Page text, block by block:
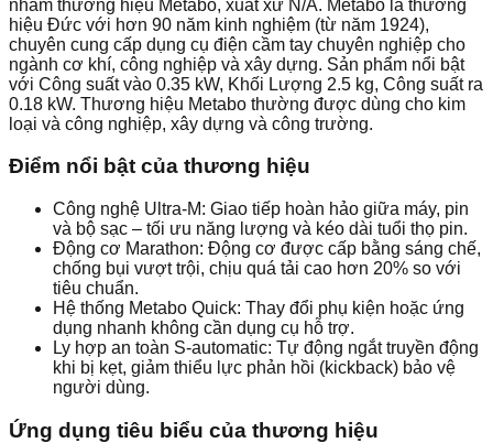
nhám thương hiệu Metabo, xuất xứ N/A. Metabo là thương
hiệu Đức với hơn 90 năm kinh nghiệm (từ năm 1924),
chuyên cung cấp dụng cụ điện cầm tay chuyên nghiệp cho
ngành cơ khí, công nghiệp và xây dựng. Sản phẩm nổi bật
với Công suất vào 0.35 kW, Khối Lượng 2.5 kg, Công suất ra
0.18 kW. Thương hiệu Metabo thường được dùng cho kim
loại và công nghiệp, xây dựng và công trường.
Điểm nổi bật của thương hiệu
Công nghệ Ultra-M: Giao tiếp hoàn hảo giữa máy, pin
và bộ sạc – tối ưu năng lượng và kéo dài tuổi thọ pin.
Động cơ Marathon: Động cơ được cấp bằng sáng chế,
chống bụi vượt trội, chịu quá tải cao hơn 20% so với
tiêu chuẩn.
Hệ thống Metabo Quick: Thay đổi phụ kiện hoặc ứng
dụng nhanh không cần dụng cụ hỗ trợ.
Ly hợp an toàn S-automatic: Tự động ngắt truyền động
khi bị kẹt, giảm thiểu lực phản hồi (kickback) bảo vệ
người dùng.
Ứng dụng tiêu biểu của thương hiệu